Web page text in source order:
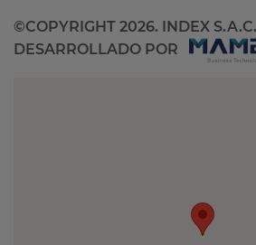
©COPYRIGHT 2026. INDEX
DESARROLLADO POR